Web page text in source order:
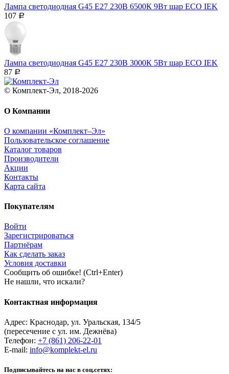
Лампа светодиодная G45 Е27 230В 6500К 9Вт шар ECO IEK
107 Р
Лампа светодиодная G45 Е27 230В 3000К 5Вт шар ECO IEK
87 Р
© Комплект-Эл, 2018-2026
О Компании
О компании «Комплект–Эл»
Пользовательское соглашение
Каталог товаров
Производители
Акции
Контакты
Карта сайта
Покупателям
Войти
Зарегистрироваться
Партнёрам
Как сделать заказ
Условия доставки
Сообщить об ошибке! (Ctrl+Enter)
Не нашли, что искали?
Контактная информация
Адрес: Краснодар, ул. Уральская, 134/5
(пересечение с ул. им. Дежнёва)
Телефон: +7 (861) 206-22-01
E-mail: info@komplekt-el.ru
Подписывайтесь на нас в соц.сетях: